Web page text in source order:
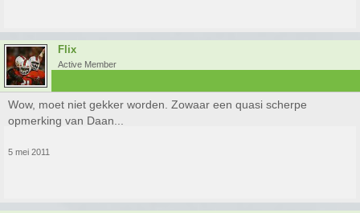
Flix
Active Member
Wow, moet niet gekker worden. Zowaar een quasi scherpe
opmerking van Daan...
5 mei 2011